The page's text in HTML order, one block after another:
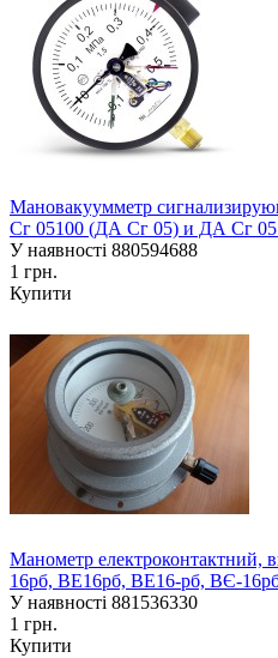
Мановакуумметр
Сг 05100 (ДА Сг 05) и ДА Сг
У наявності 880594688
1 грн.
Купити
Манометр електроконтактний,
16рб, ВЕ16рб, ВЕ16-рб, ВЄ-
У наявності 881536330
1 грн.
Купити